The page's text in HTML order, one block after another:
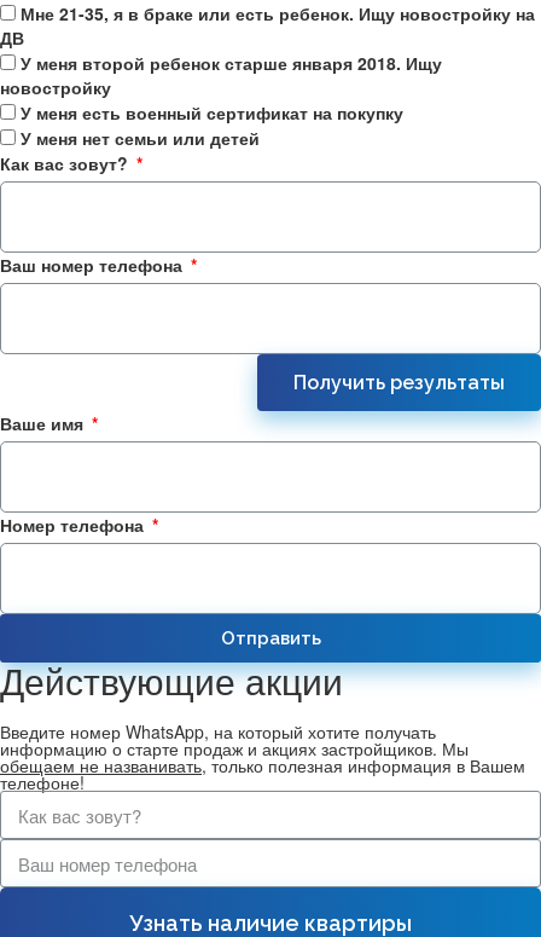
Мне 21-35, я в браке или есть ребенок. Ищу новостройку на
ДВ
У меня второй ребенок старше января 2018. Ищу
новостройку
У меня есть военный сертификат на покупку
У меня нет семьи или детей
Как вас зовут?
Ваш номер телефона
Получить результаты
Ваше имя
Номер телефона
Отправить
Действующие акции
Введите номер WhatsApp, на который хотите получать
информацию о старте продаж и акциях застройщиков. Мы
обещаем не названивать, только полезная информация в Вашем
телефоне!
Узнать наличие квартиры